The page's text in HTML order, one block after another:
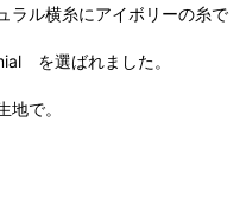
ラル横糸にアイボリーの糸で
を選ばれました。
で。